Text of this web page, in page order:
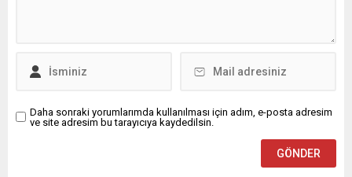
Daha sonraki yorumlarımda kullanılması için adım, e-posta adresim
ve site adresim bu tarayıcıya kaydedilsin.